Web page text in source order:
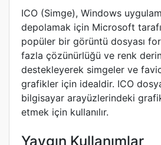
ICO (Simge), Windows
depolamak için Microsoft
popüler bir görüntü dosyası
fazla çözünürlüğü ve renk
destekleyerek simgeler ve
grafikler için idealdir. ICO
bilgisayar arayüzlerindeki
etmek için kullanılır.
Yaygın Kullanımlar